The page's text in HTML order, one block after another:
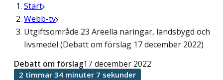
Start
Webb-tv
Utgiftsområde 23 Areella näringar, landsbygd och
livsmedel (Debatt om förslag 17 december 2022)
Debatt om förslag17 december 2022
2 timmar 34 minuter 7 sekunder